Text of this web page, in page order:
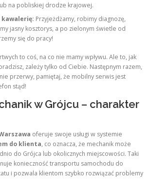
na pobliskiej drodze krajowej.
kawalerię: Przyjeżdżamy, robimy diagnozę,
jasny kosztorys, a po zielonym świetle od
się do pracy!
to coś, na co nie mamy wpływu. Ale to, jak
zależy tylko od Ciebie. Następnym razem,
przerwy, pamiętaj, że mobilny serwis jest
stąd!
w Grójcu – charakter
oferuje swoje usługi w systemie
do klienta, co oznacza, że mechanik może
do Grójca lub okolicznych miejscowości. Taki
konieczność transportu samochodu do
i pozwala klientom szybko rozwiązać problemy